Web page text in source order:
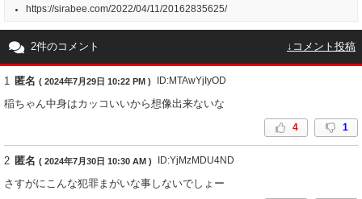
https://sirabee.com/2022/04/11/20162835625/
2件のコメント ↓コメント投稿
1 匿名 ( 2024年7月29日 10:22 PM ) ID:MTAwYjIyOD
稲ちゃん中身はカッコいいから想像出来ないな
4 1
2 匿名 ( 2024年7月30日 10:30 AM ) ID:YjMzMDU4ND
さすがにこんな犯罪まがいな事しないでしょー